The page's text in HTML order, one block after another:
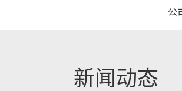
公
新闻动态